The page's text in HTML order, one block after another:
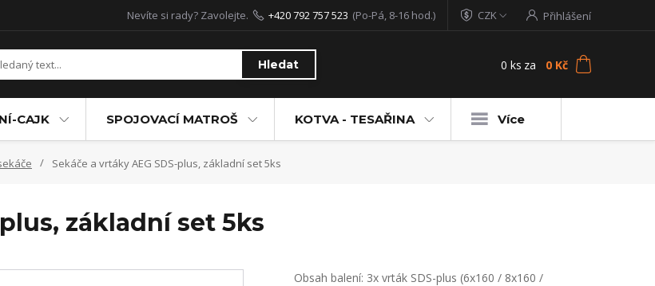
CZK Přihlášení
Hledat
Nevíte si rady? Zavolejte. +420 792 757 523 (Po-Pá, 8-16 hod.)
0 ks za 0 Kč
CAJK SPOJOVACÍ MATROŠ KOTVA - TESAŘINA Více
Sekáče a vrtáky AEG SDS-plus, základní set 5ks
základní set 5ks
Obsah balení: 3x vrták SDS-plus (6x160 / 8x160 /